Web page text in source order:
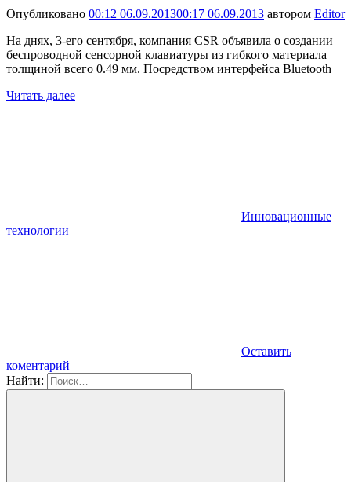
Опубликовано 00:12 06.09.201300:17 06.09.2013 автором Editor
На днях, 3-его сентября, компания CSR объявила о создании
беспроводной сенсорной клавиатуры из гибкого материала
толщиной всего 0.49 мм. Посредством интерфейса Bluetooth
Читать далее
Инновационные
технологии
Оставить
коментарий
Найти: